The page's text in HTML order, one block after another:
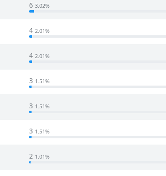
63.02%
42.01%
42.01%
3 1.51%
3 1.51%
3 1.51%
2 1.01%